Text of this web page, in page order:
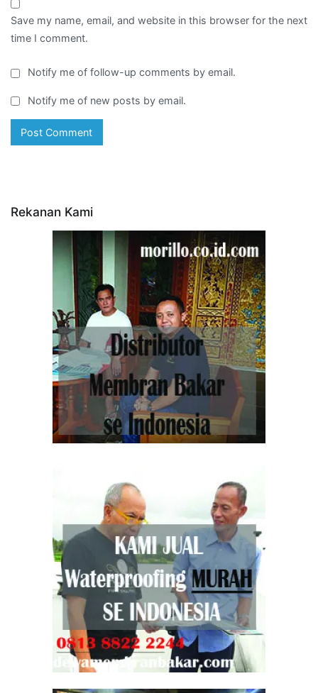
Save my name, email, and website in this browser for the next
time I comment.
Notify me of follow-up comments by email.
Notify me of new posts by email.
Rekanan Kami